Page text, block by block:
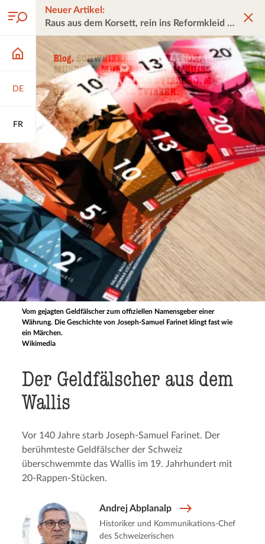
DE
FR
Neuer Artikel:
Raus aus dem Korsett, rein ins Reformkleid
Vom gejagten Geldfälscher zum offiziellen Namensgeber einer
Währung. Die Geschichte von Joseph-Samuel Farinet klingt fast wie
ein Märchen.
Wikimedia
Der Geldfäl­scher aus dem
Wallis
Vor 140 Jahre starb Joseph-Samuel Farinet. Der
berühmteste Geldfälscher der Schweiz
überschwemmte das Wallis im 19. Jahrhundert mit
20-Rappen-Stücken.
Andrej Abplanalp
Historiker und Kommunikations-Chef
des Schweizerischen